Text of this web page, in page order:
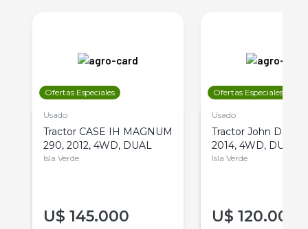
Ofertas Especiales
Usado
Tractor CASE IH MAGNUM
290, 2012, 4WD, DUAL
Isla Verde
U$ 145.000
Ofertas Especiales
Usado
Tractor John Deere
2014, 4WD, DUAL
Isla Verde
U$ 120.000